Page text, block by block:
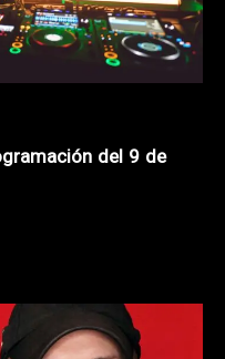
del 9 de